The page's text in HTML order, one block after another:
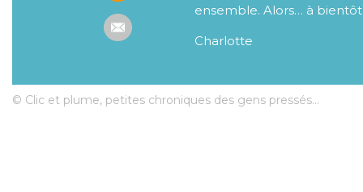
ensemble. Alors… à bientôt
Charlotte
© Clic et plume, petites chroniques des gens pressés...